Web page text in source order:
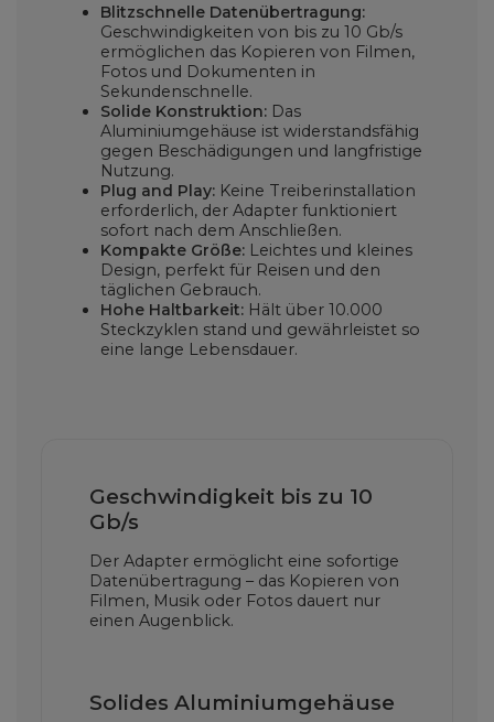
Blitzschnelle Datenübertragung:
Geschwindigkeiten von bis zu 10 Gb/s
ermöglichen das Kopieren von Filmen,
Fotos und Dokumenten in
Sekundenschnelle.
Solide Konstruktion: Das
Aluminiumgehäuse ist widerstandsfähig
gegen Beschädigungen und langfristige
Nutzung.
Plug and Play: Keine Treiberinstallation
erforderlich, der Adapter funktioniert
sofort nach dem Anschließen.
Kompakte Größe: Leichtes und kleines
Design, perfekt für Reisen und den
täglichen Gebrauch.
Hohe Haltbarkeit: Hält über 10.000
Steckzyklen stand und gewährleistet so
eine lange Lebensdauer.
Geschwindigkeit bis zu 10
Gb/s
Der Adapter ermöglicht eine sofortige
Datenübertragung – das Kopieren von
Filmen, Musik oder Fotos dauert nur
einen Augenblick.
Solides Aluminiumgehäuse